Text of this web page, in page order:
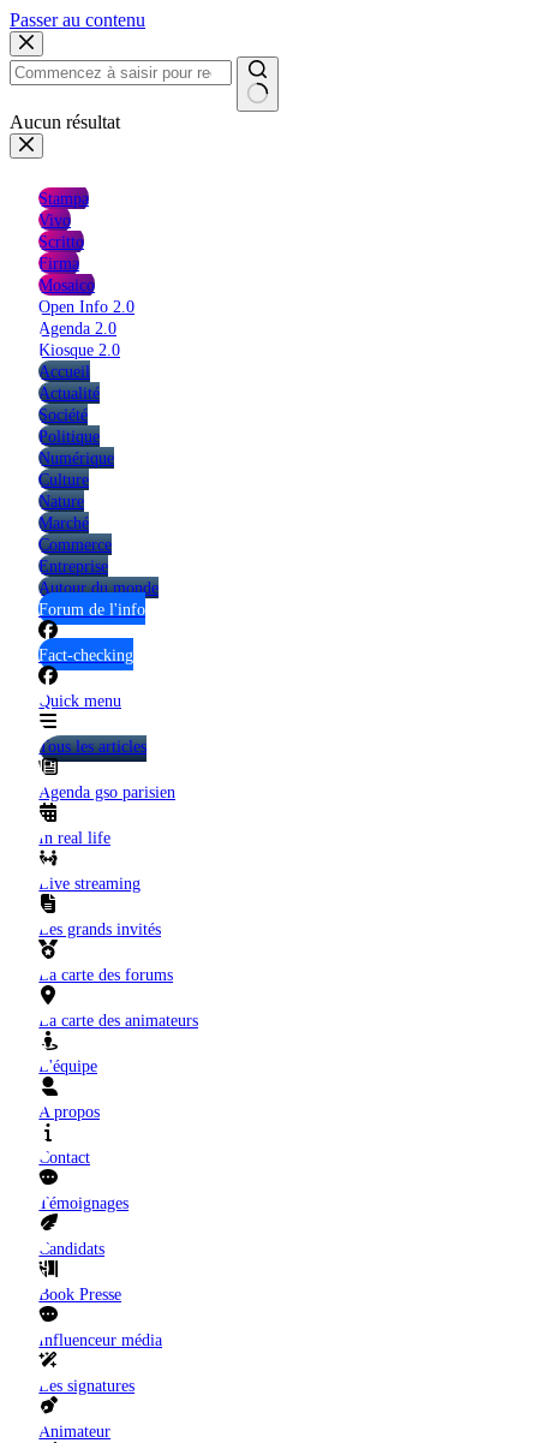
Passer au contenu
Aucun résultat
Stampa
Vivo
Scritto
Firma
Mosaico
Open Info 2.0
Agenda 2.0
Kiosque 2.0
Accueil
Actualité
Société
Politique
Numérique
Culture
Nature
Marché
Commerce
Entreprise
Autour du monde
Forum de l'info
Fact-checking
Quick menu
Tous les articles
Agenda gso parisien
In real life
Live streaming
Les grands invités
La carte des forums
La carte des animateurs
L'équipe
A propos
Contact
Témoignages
Candidats
Book Presse
Influenceur média
Les signatures
Animateur